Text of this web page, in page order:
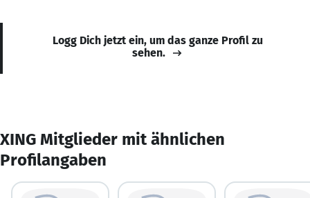
Logg Dich jetzt ein, um das ganze Profil zu
sehen.
XING Mitglieder mit ähnlichen
Profilangaben